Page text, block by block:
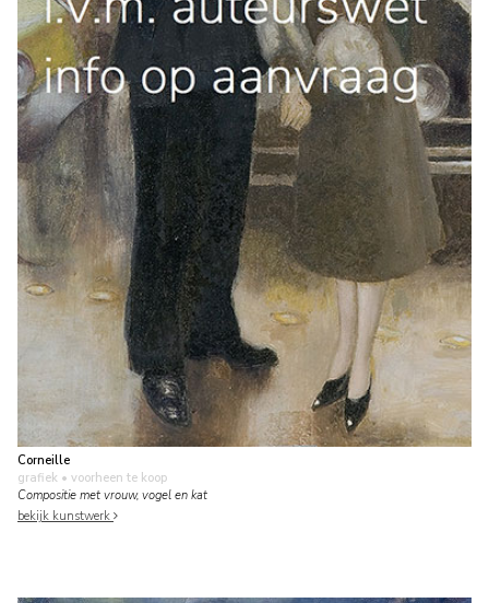
Corneille
grafiek • voorheen te koop
Compositie met vrouw, vogel en kat
bekijk kunstwerk